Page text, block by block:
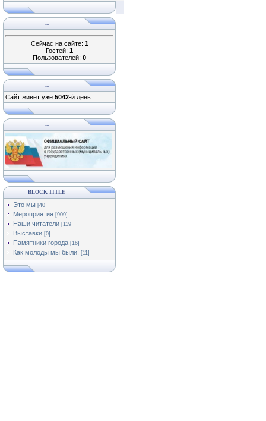
...
Сейчас на сайте: 1
Гостей: 1
Пользователей: 0
...
Сайт живет уже 5042-й день
...
BLOCK TITLE
Это мы [40]
Мероприятия [909]
Наши читатели [119]
Выставки [0]
Памятники города [16]
Как молоды мы были! [11]